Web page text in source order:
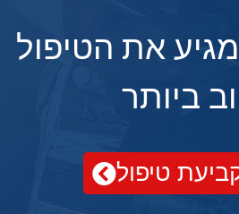
את הטיפול
ביותר
טיפול